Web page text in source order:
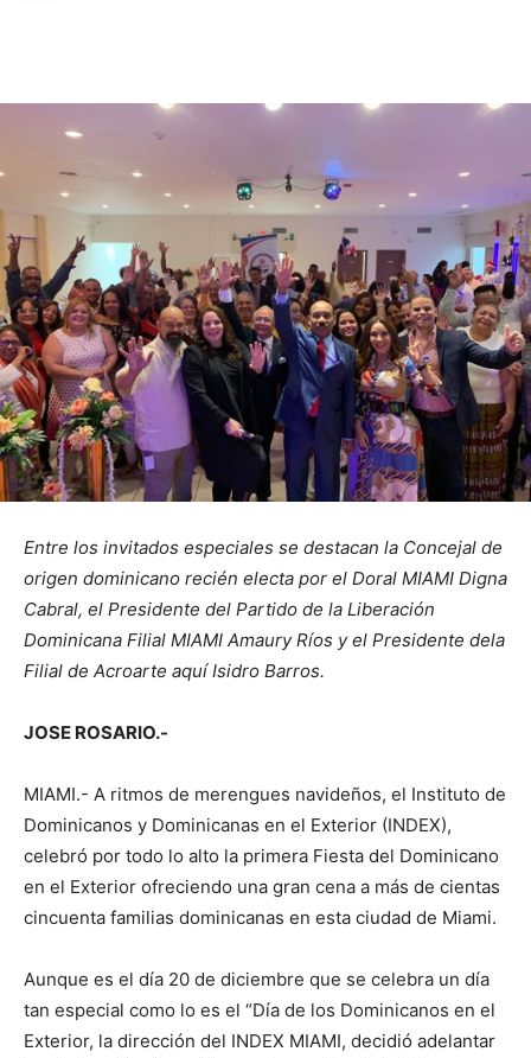
Entre los invitados especiales se destacan la Concejal de
origen dominicano recién electa por el Doral MIAMI Digna
Cabral, el Presidente del Partido de la Liberación
Dominicana Filial MIAMI Amaury Ríos y el Presidente dela
Filial de Acroarte aquí Isidro Barros.
JOSE ROSARIO.-
MIAMI.- A ritmos de merengues navideños, el Instituto de
Dominicanos y Dominicanas en el Exterior (INDEX),
celebró por todo lo alto la primera Fiesta del Dominicano
en el Exterior ofreciendo una gran cena a más de cientas
cincuenta familias dominicanas en esta ciudad de Miami.
Aunque es el día 20 de diciembre que se celebra un día
tan especial como lo es el “Día de los Dominicanos en el
Exterior, la dirección del INDEX MIAMI, decidió adelantar